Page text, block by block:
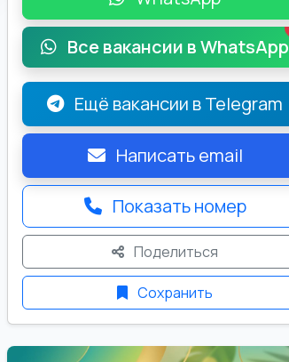
Все вакансии в WhatsApp
Ещё вакансии в Telegram
Написать email
Показать номер
Поделиться
Сохранить